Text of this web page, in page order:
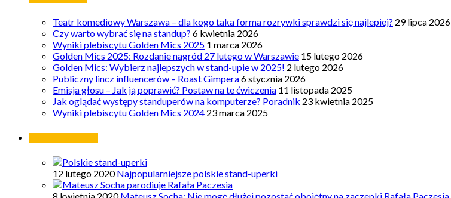
Teatr komediowy Warszawa – dla kogo taka forma rozrywki sprawdzi się najlepiej? 29 lipca 2026
Czy warto wybrać się na standup? 6 kwietnia 2026
Wyniki plebiscytu Golden Mics 2025 1 marca 2026
Golden Mics 2025: Rozdanie nagród 27 lutego w Warszawie 15 lutego 2026
Golden Mics: Wybierz najlepszych w stand-upie w 2025! 2 lutego 2026
Publiczny lincz influencerów – Roast Gimpera6 stycznia 2026
Emisja głosu – Jak ją poprawić? Postaw na te ćwiczenia 11 listopada 2025
Jak oglądać występy standuperów na komputerze? Poradnik 23 kwietnia 2025
Wyniki plebiscytu Golden Mics 2024 23 marca 2025
12 lutego 2020 Najpopularniejsze polskie stand-uperki
8 kwietnia 2020 Mateusz Socha: Nie mogę dłużej pozostać obojętny na zaczepki Rafała Paczesia